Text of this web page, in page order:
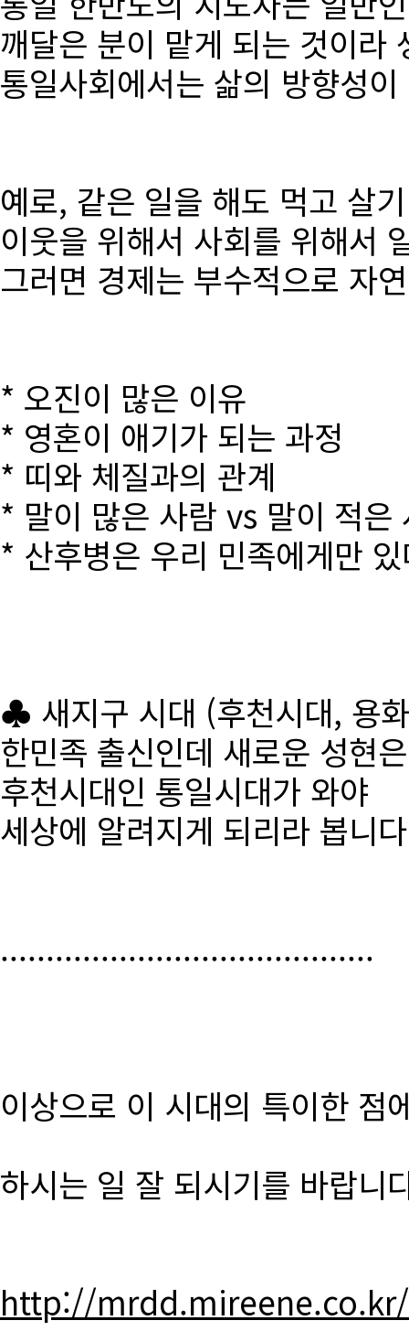
깨달은 분이 맡게 되는 것이라
통일사회에서는 삶의 방향성
예로, 같은 일을 해도 먹고 살
이웃을 위해서 사회를 위해서
그러면 경제는 부수적으로 자
* 오진이 많은 이유
* 영혼이 애기가 되는 과정
* 띠와 체질과의 관계
* 말이 많은 사람 vs 말이 적은
* 산후병은 우리 민족에게만
♣ 새지구 시대 (후천시대, 용
한민족 출신인데 새로운 성현
후천시대인 통일시대가 와야
세상에 알려지게 되리라 봅니
.........................................
이상으로 이 시대의 특이한 점
하시는 일 잘 되시기를 바랍니
http://